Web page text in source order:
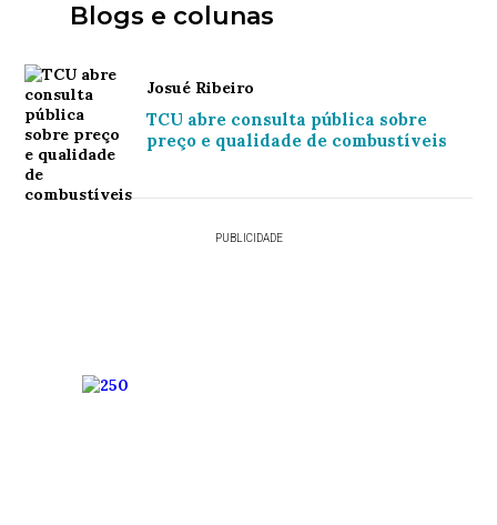
Blogs e colunas
Josué Ribeiro
TCU abre consulta pública sobre
preço e qualidade de combustíveis
PUBLICIDADE